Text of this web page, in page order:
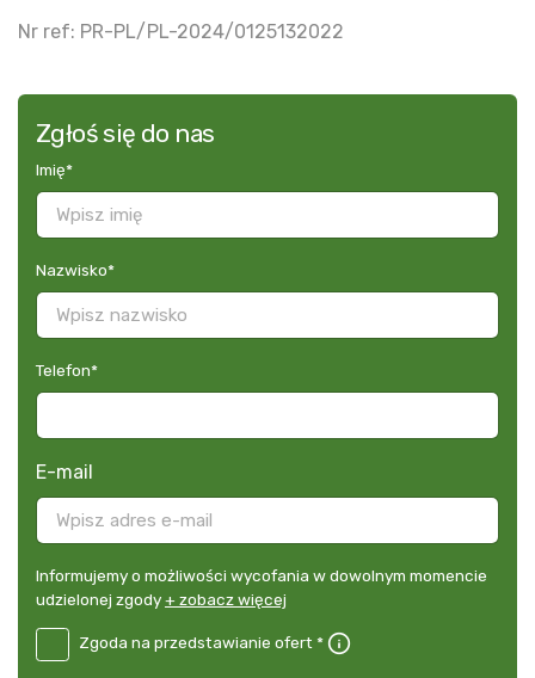
Nr ref: PR-PL/PL-2024/0125132022
Zgłoś się do nas
Imię*
Nazwisko*
Telefon*
E-mail
Informujemy
o
wycofania
Informujemy o możliwości wycofania w dowolnym momencie
udzielonej zgody+ zobacz więcej
PL
Zgoda na przedstawianie ofert *